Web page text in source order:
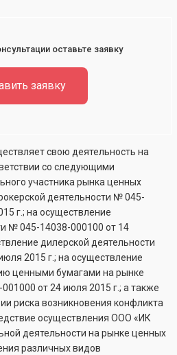
оставьте заявку
заявку
свою деятельность на
со следующими
участника рынка ценных
деятельности №045-
г.; на осуществление
№045-14038-000100 от 14
дилерской деятельности
2015 г.; на осуществление
ценными бумагами на рынке
от 24 июля 2015 г.; а также
риска возникновения конфликта
осуществления ООО «ИК
деятельности на рынке ценных
различных видов